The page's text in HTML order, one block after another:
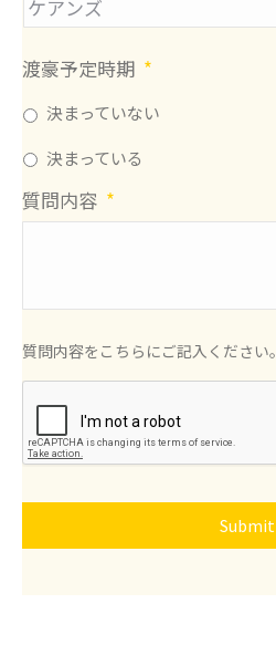
渡豪予定時期 *
決まっていない
決まっている
質問内容 *
質問内容をこちらにご記入ください。
CAPTCHA